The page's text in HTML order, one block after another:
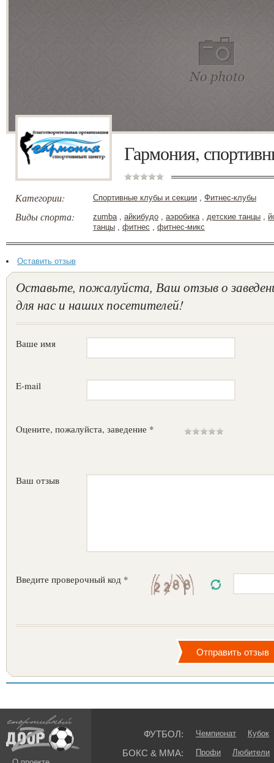
Гармония,
Категории: Спортивные клубы и секции , Фитнес-клубы
Виды спорта: zumba, айкибудо , аэробика, детские танцы ,
танцы , фитнес , фитнес-микс
Оставить отзыв
Оставьте, пожалуйста, Ваш отзыв о
для нас и наших посетителей!
Ваше имя
E-mail
Оцените, пожалуйста, заведение *
Ваш отзыв
Введите проверочный код *
ФУТБОЛ: Чемпионат Кубок
БОКС & ММА: Профи Любители